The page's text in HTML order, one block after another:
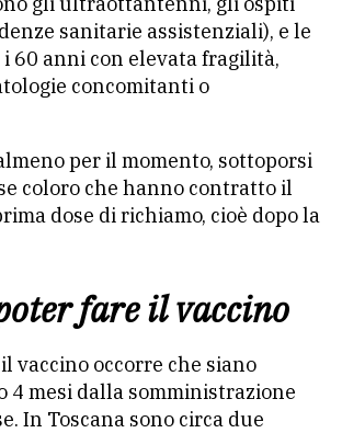
sanitarie assistenziali), e le
60 anni con elevata fragilità,
concomitanti o
per il momento, sottoporsi
coloro che hanno contratto il
dose di richiamo, cioè dopo la
fare il vaccino
vaccino occorre che siano
4 mesi dalla somministrazione
In Toscana sono circa due